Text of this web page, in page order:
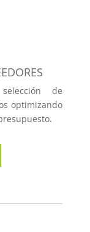
de
optimizando